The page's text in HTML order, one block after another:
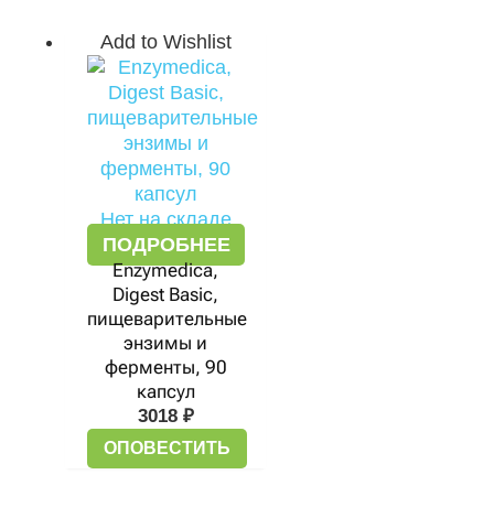
Add to Wishlist
Нет на складе
ПОДРОБНЕЕ
Enzymedica,
Digest Basic,
пищеварительные
энзимы и
ферменты, 90
капсул
3018 ₽
ОПОВЕСТИТЬ